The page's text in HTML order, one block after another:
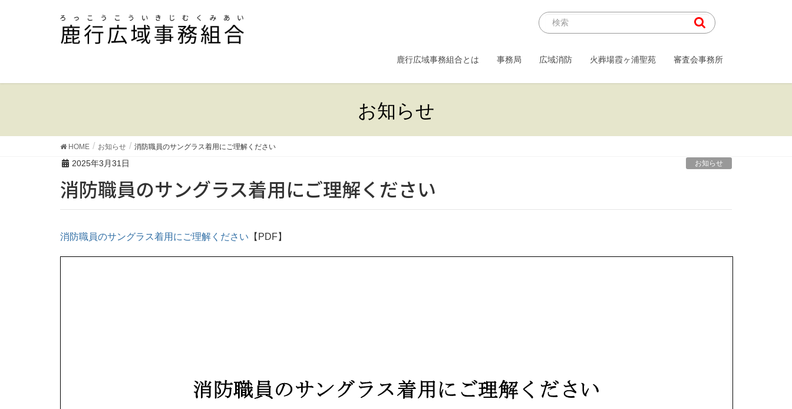
鹿行広域事務組合とは 事務局 広域消防 火葬場霞ヶ浦聖苑 審査会事務所
お知らせ
HOME お知らせ 消防職員のサングラス着用にご理解ください
2025年3月31日 お知らせ
消防職員のサングラス着用にご理解ください
消防職員のサングラス着用にご理解ください 【PDF】